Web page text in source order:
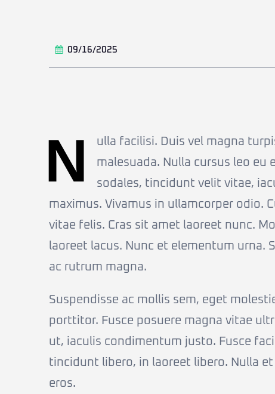
09/16/2025
N
ulla facilisi. Duis vel magna
malesuada. Nulla cursus leo
sodales, tincidunt velit vitae,
maximus. Vivamus in ullamcorper odio.
vitae felis. Cras sit amet laoreet nunc.
laoreet lacus. Nunc et elementum urna.
ac rutrum magna.
Suspendisse ac mollis sem, eget
porttitor. Fusce posuere magna vitae
ut, iaculis condimentum justo. Fusce
tincidunt libero, in laoreet libero. Nulla
eros.